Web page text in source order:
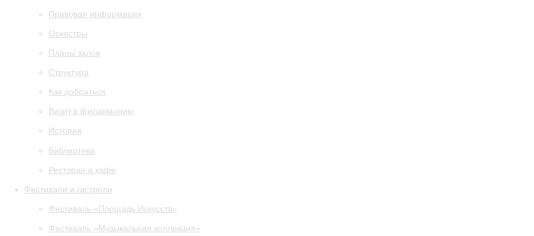
Правовая информация
Оркестры
Планы залов
Структура
Как добраться
Визит в филармонию
История
Библиотека
Ресторан и кафе
Фестивали и гастроли
Фестиваль «Площадь Искусств»
Фестиваль «Музыкальная коллекция»